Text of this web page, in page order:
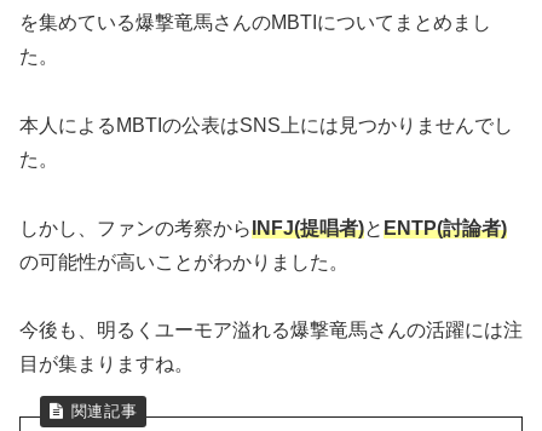
を集めている爆撃竜馬さんのMBTIについてまとめまし
た。
本人によるMBTIの公表はSNS上には見つかりませんでし
た。
しかし、ファンの考察からINFJ(提唱者)とENTP(討論者)
の可能性が高いことがわかりました。
今後も、明るくユーモア溢れる爆撃竜馬さんの活躍には注
目が集まりますね。